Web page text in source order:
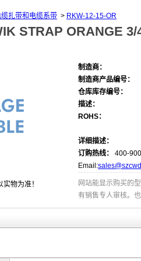
缆扎带和电缆系带 > RKW-12-15-OR
STRAP ORANGE 3/
物为准！
制造商：
制造商产品编号：
仓库库存编号：
描述：
ROHS：
详细描述：
订购热线：
400-
Email:
网站能显示购买的
有销售专人审核。